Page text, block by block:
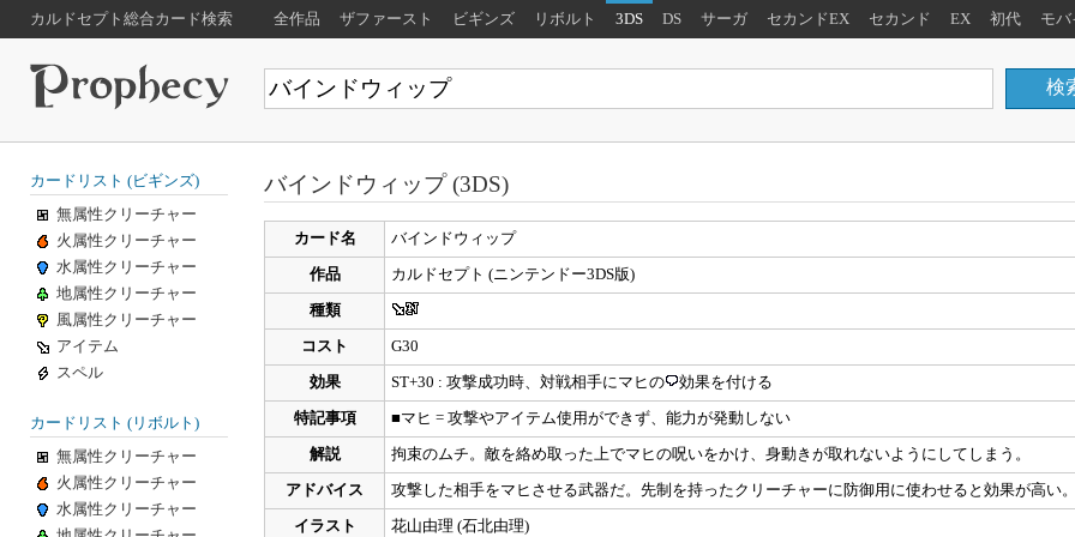
カルドセプト総合カード検索 全作品 ザファースト ビギンズ リボルト 3DS DS サーガ セカンドEX セカンド EX 初代 モバ
バインドウィップ (3DS)
カード名 バインドウィップ
作品 カルドセプト (ニンテンドー3DS版)
種類
コスト G30
効果 ST+30 : 攻撃成功時、対戦相手にマヒの 効果を付ける
特記事項 ■マヒ = 攻撃やアイテム使用ができず、能力が発動しない
解説 拘束のムチ。敵を絡め取った上でマヒの呪いをかけ、身動きが取れないようにしてしまう。
アドバイス 攻撃した相手をマヒさせる武器だ。先制を持ったクリーチャーに防御用に使わせると効果が高い
イラスト 花山由理 (石北由理)
カードリスト (ビギンズ)
無属性クリーチャー
火属性クリーチャー
水属性クリーチャー
地属性クリーチャー
風属性クリーチャー
アイテム
スペル
カードリスト (リボルト)
無属性クリーチャー
火属性クリーチャー
水属性クリーチャー